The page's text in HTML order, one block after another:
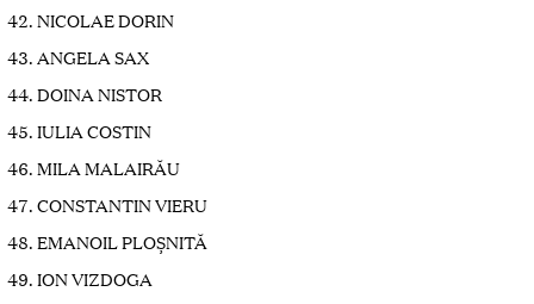
NICOLAE DORIN
ANGELA SAX
DOINA NISTOR
IULIA COSTIN
MILA MALAIRĂU
CONSTANTIN VIERU
EMANOIL PLOȘNITĂ
ION VIZDOGA